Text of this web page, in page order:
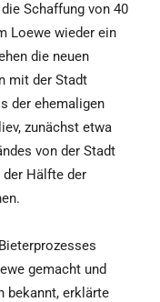
Schaffung von 40
Loewe wieder ein
die neuen
mit der Stadt
der ehemaligen
zunächst etwa
von der Stadt
der Hälfte der
gemacht und
bekannt, erklärte